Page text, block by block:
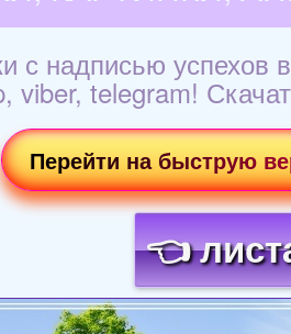
с надписью
viber, telegram!
Перейти на быструю
👈
Загрузка